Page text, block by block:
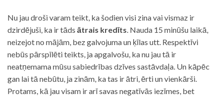
Nu jau droši varam teikt, ka šodien visi zina vai vismaz ir
dzirdējuši, ka ir tāds ātrais kredīts. Nauda 15 minūšu laikā,
neizejot no mājām, bez galvojuma un ķīlas utt. Respektīvi
nebūs pārspīlēti teikts, ja apgalvošu, ka nu jau tā ir
neatņemama mūsu sabiedrības dzīves sastāvdaļa. Un kāpēc
gan lai tā nebūtu, ja zinām, ka tas ir ātri, ērti un vienkārši.
Protams, kā jau visam ir arī savas negatīvās iezīmes, bet